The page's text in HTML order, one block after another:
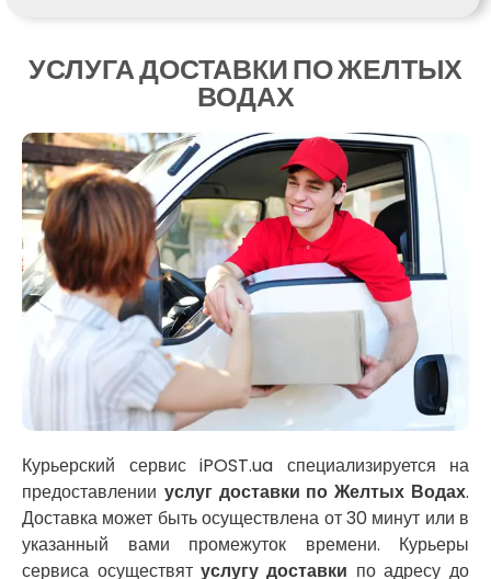
Быстрая курьерская доставка
Заказ еды на дом
АТБ доставка
Сильпо доставка
Варус доставка
Ашан доставка
УСЛУГА ДОСТАВКИ ПО ЖЕЛТЫХ
ВОДАХ
Курьерский сервис iPOST.ua специализируется на
предоставлении услуг доставки по Желтых Водах.
Доставка может быть осуществлена от 30 минут или в
указанный вами промежуток времени. Курьеры
сервиса осуществятуслугу доставки по адресу до
Кропивницкий
Крыховцы
Крыжановка
Ладыжин
Лесники
Лиманка
Лозовая
Лубны
Луцк
Лука-Мелешковская
Малин
Марганец
Миргород
Авангард
Нетешин
Нежин
Никитинцы
Николаев
Никополь